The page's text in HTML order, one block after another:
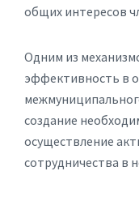
общих интересов
Одним из
эффективность в
создание
осуществление
сотрудничества в